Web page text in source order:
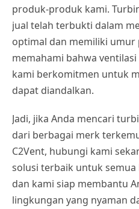
produk-produk kami.
jual telah terbukti dalam
optimal dan memiliki umur
memahami bahwa
kami berkomitmen untuk
dapat diandalkan.
Jadi, jika Anda mencari
dari berbagai merk
C2Vent, hubungi kami
solusi terbaik untuk
dan kami siap membantu
lingkungan yang nyaman